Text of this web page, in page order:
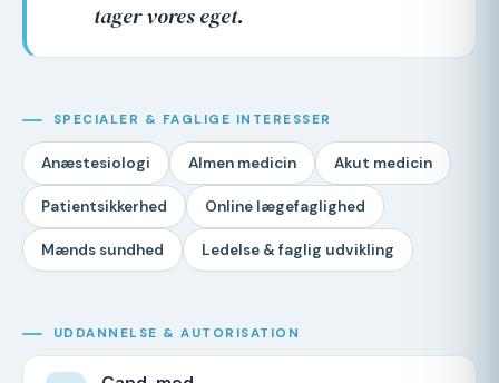
tager vores eget.
SPECIALER & FAGLIGE INTERESSER
Anæstesiologi Almen medicin Akut medicin
Patientsikkerhed Online lægefaglighed
Mænds sundhed Ledelse & faglig udvikling
UDDANNELSE & AUTORISATION